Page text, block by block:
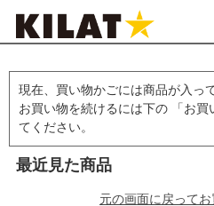
現在、買い物かごには商品が入っ
お買い物を続けるには下の 「お
てください。
最近見た商品
元の画面に戻って